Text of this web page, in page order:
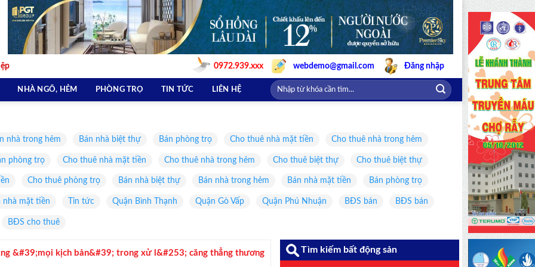
0972.939.xxx webdemo@gmail.com Đăng nhập
NHÀ NGÕ, HẺM PHÒNG TRỌ TIN TỨC LIÊN HỆ
nhà trong hẻm Bán nhà biệt thự Bán phòng trọ Cho thuê nhà mặt tiền Cho thuê nhà trong hẻm
phòng trọ Cho thuê nhà mặt tiền Cho thuê nhà trong hẻm Cho thuê biệt thự Cho thuê biệt thự
Cho thuê phòng trọ Bán nhà biệt thự Bán nhà trong hẻm Bán nhà mặt tiền Bán phòng trọ
nhà mặt tiền Tin tức Quận Bình Thạnh Quận Gò Vấp Quận Phú Nhuận BĐS bán BĐS bán
BĐS cho thuê
&#39;mọi kịch bản&#39; trong xử l&#253; căng thẳng thương
Tìm kiếm bất động sản